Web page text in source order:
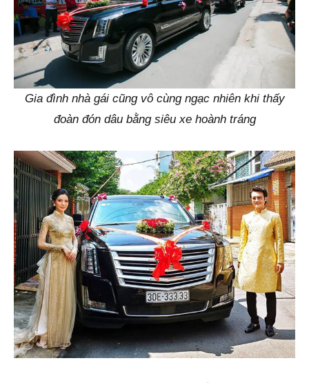
Gia đình nhà gái cũng vô cùng ngạc nhiên khi thấy
đoàn đón dâu bằng siêu xe hoành tráng